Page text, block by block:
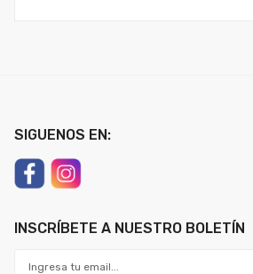
SIGUENOS EN:
INSCRÍBETE A NUESTRO BOLETÍN